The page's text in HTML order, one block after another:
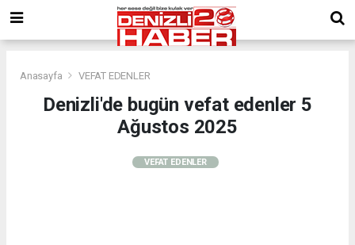
Anasayfa VEFAT EDENLER
Denizli'de bugün vefat edenler 5
Ağustos 2025
VEFAT EDENLER